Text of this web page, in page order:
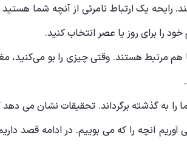
یک ارتباط نامرئی از آنچه شما
را برای روز یا عصر انتخاب کنید.
مرتبط هستند. وقتی چیزی را بو می‌کنید،
به خاطر می آوریم آنچه را که می بوییم. در ادامه